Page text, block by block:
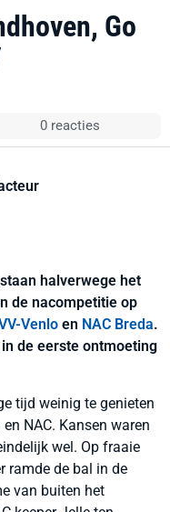
Go
0 reacties
staan halverwege het
de nacompetitie op
Venlo en NAC Breda.
de eerste ontmoeting
tijd weinig te genieten
NAC. Kansen waren
wel. Op fraaie
ramde de bal in de
van buiten het